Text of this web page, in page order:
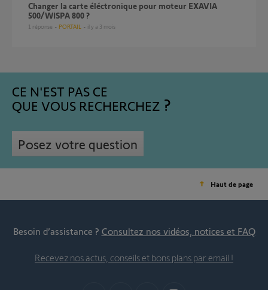
changer la carte éléctronique pour moteur EXAVIA
500/WISPA 800 ?
1 réponse PORTAIL il y a 3 mois
CE N'EST PAS CE
QUE VOUS RECHERCHEZ
Posez votre question
Haut de page
Besoin d’assistance ? Consultez nos vidéos, notices et FAQ
Recevez nos actus, conseils et bons plans par email !